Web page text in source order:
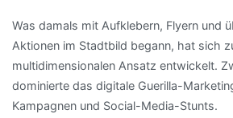
Was damals mit Aufklebern, Flyern und
Aktionen im Stadtbild begann, hat sich
multidimensionalen Ansatz entwickelt.
dominierte das digitale Guerilla-
Kampagnen und Social-Media-Stunts.